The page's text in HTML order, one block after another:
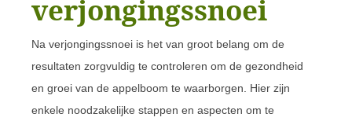
verjongingssnoei
Na verjongingssnoei is het van groot belang om de
resultaten zorgvuldig te controleren om de gezondheid
en groei van de appelboom te waarborgen. Hier zijn
enkele noodzakelijke stappen en aspecten om te